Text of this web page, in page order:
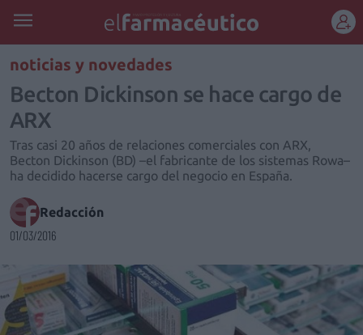
REGÍSTRATE
noticias y novedades
Becton Dickinson se hace cargo de
ARX
Tras casi 20 años de relaciones comerciales con ARX,
Becton Dickinson (BD) –el fabricante de los sistemas Rowa–
ha decidido hacerse cargo del negocio en España.
Redacción
01/03/2016